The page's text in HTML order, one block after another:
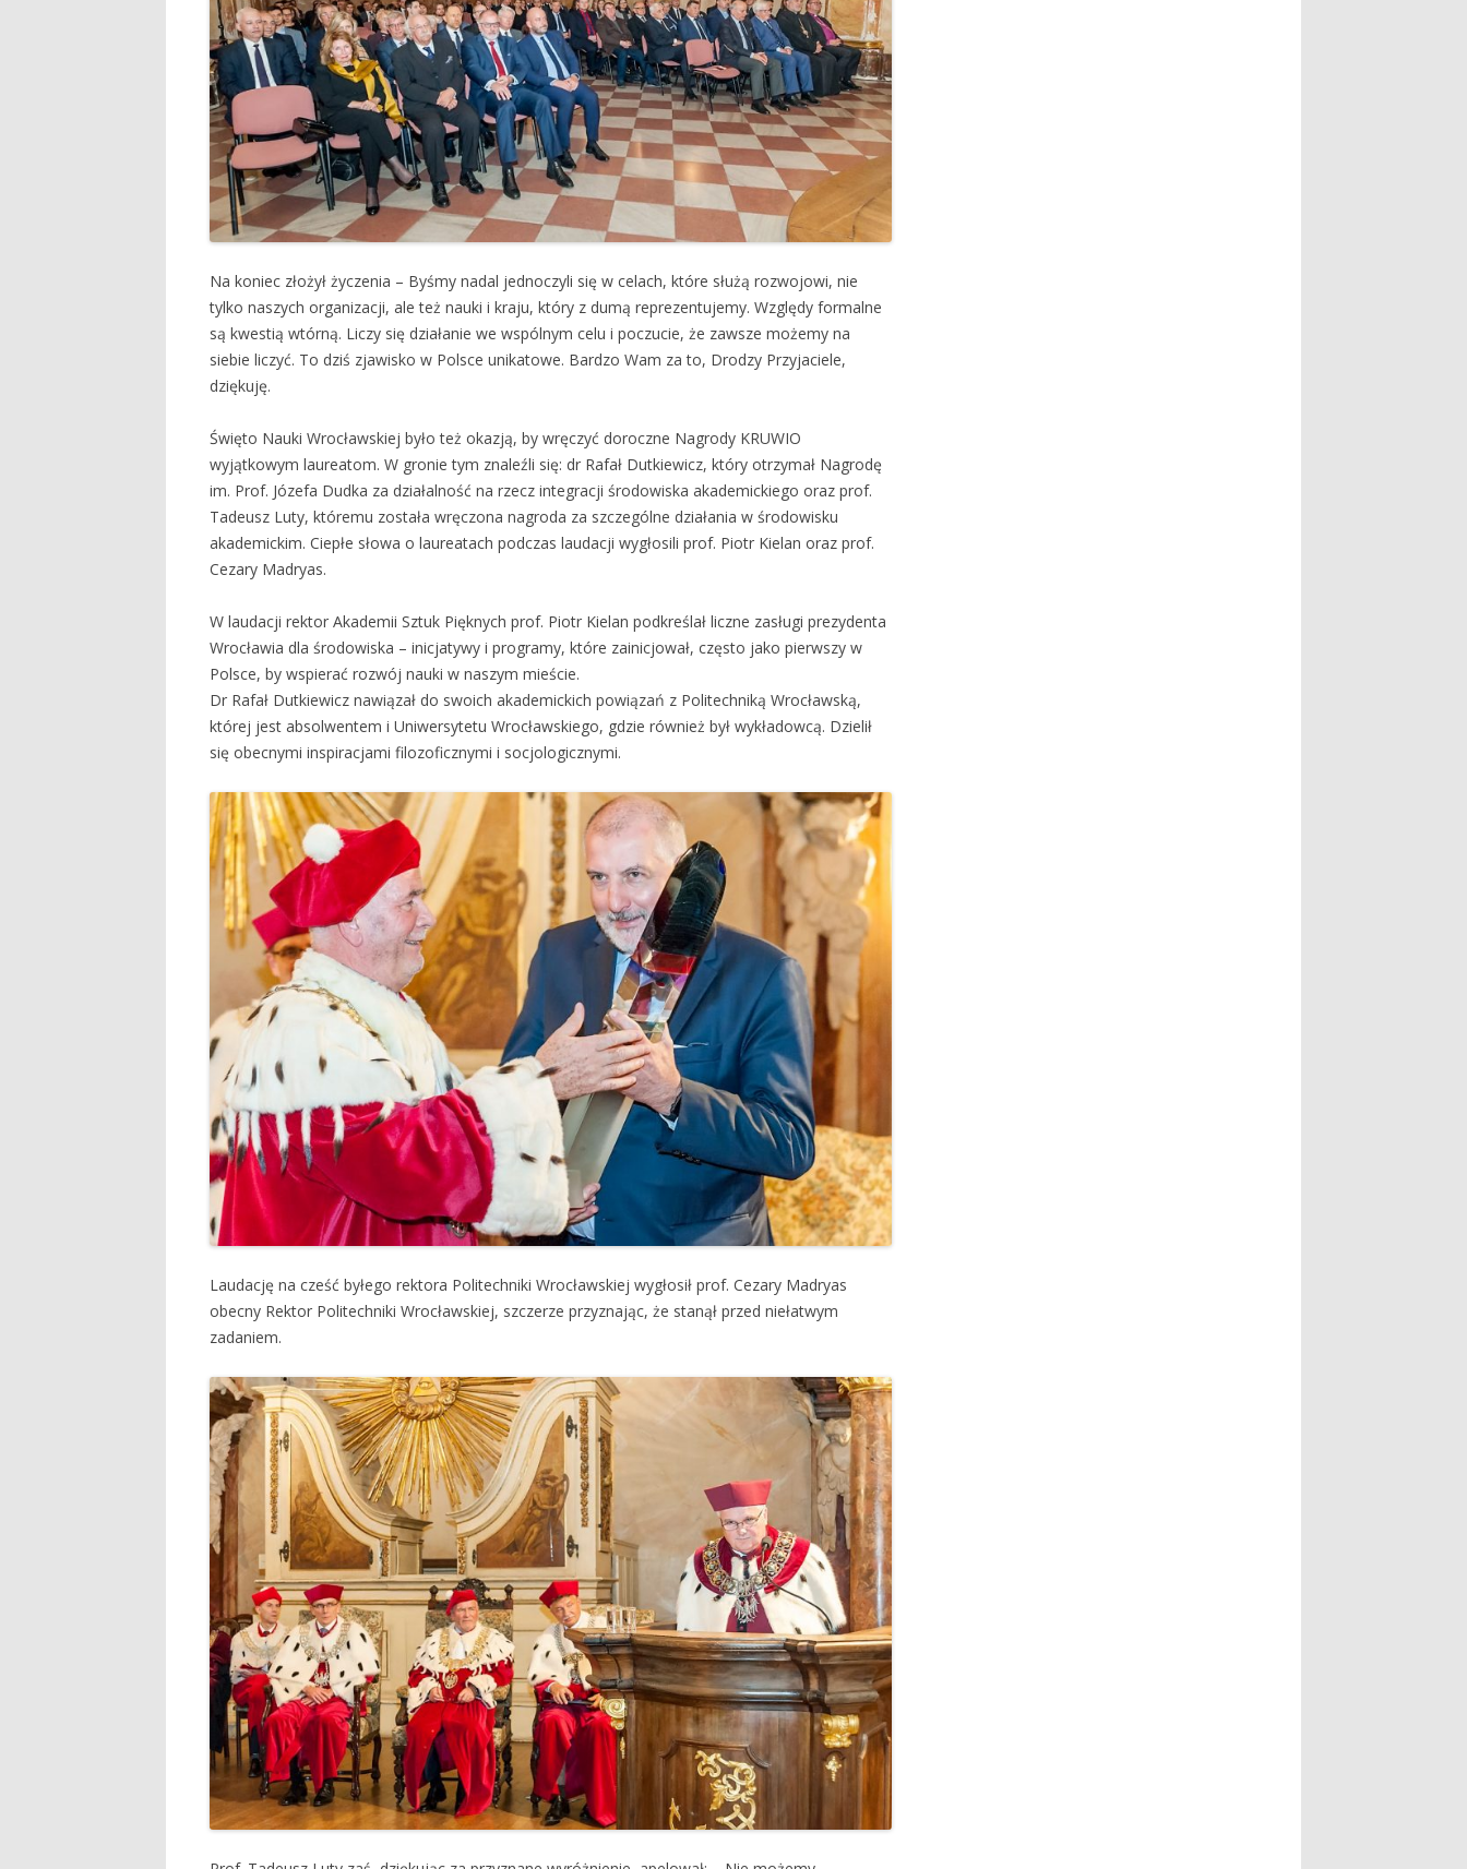
Na koniec złożył życzenia – Byśmy nadal jednoczyli się w celach, które służą rozwojowi, nie
tylko naszych organizacji, ale też nauki i kraju, który z dumą reprezentujemy. Względy formalne
są kwestią wtórną. Liczy się działanie we wspólnym celu i poczucie, że zawsze możemy na
siebie liczyć. To dziś zjawisko w Polsce unikatowe. Bardzo Wam za to, Drodzy Przyjaciele,
dziękuję.
Święto Nauki Wrocławskiej było też okazją, by wręczyć doroczne Nagrody KRUWIO
wyjątkowym laureatom. W gronie tym znaleźli się: dr Rafał Dutkiewicz, który otrzymał Nagrodę
im. Prof. Józefa Dudka za działalność na rzecz integracji środowiska akademickiego oraz prof.
Tadeusz Luty, któremu została wręczona nagroda za szczególne działania w środowisku
akademickim. Ciepłe słowa o laureatach podczas laudacji wygłosili prof. Piotr Kielan oraz prof.
Cezary Madryas.
W laudacji rektor Akademii Sztuk Pięknych prof. Piotr Kielan podkreślał liczne zasługi prezydenta
Wrocławia dla środowiska – inicjatywy i programy, które zainicjował, często jako pierwszy w
Polsce, by wspierać rozwój nauki w naszym mieście.
Dr Rafał Dutkiewicz nawiązał do swoich akademickich powiązań z Politechniką Wrocławską,
której jest absolwentem i Uniwersytetu Wrocławskiego, gdzie również był wykładowcą. Dzielił
się obecnymi inspiracjami filozoficznymi i socjologicznymi.
Laudację na cześć byłego rektora Politechniki Wrocławskiej wygłosił prof. Cezary Madryas
obecny Rektor Politechniki Wrocławskiej, szczerze przyznając, że stanął przed niełatwym
zadaniem.